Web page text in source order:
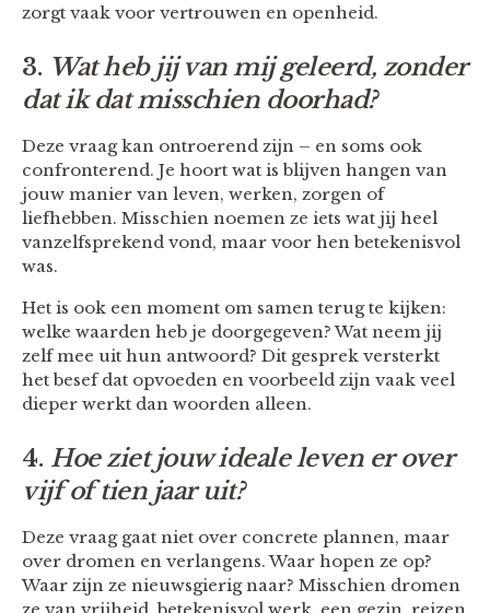
zorgt vaak voor vertrouwen en openheid.
3. Wat heb jij van mij geleerd, zonder
dat ik dat misschien doorhad?
Deze vraag kan ontroerend zijn – en soms ook
confronterend. Je hoort wat is blijven hangen van
jouw manier van leven, werken, zorgen of
liefhebben. Misschien noemen ze iets wat jij heel
vanzelfsprekend vond, maar voor hen betekenisvol
was.
Het is ook een moment om samen terug te kijken:
welke waarden heb je doorgegeven? Wat neem jij
zelf mee uit hun antwoord? Dit gesprek versterkt
het besef dat opvoeden en voorbeeld zijn vaak veel
dieper werkt dan woorden alleen.
4. Hoe ziet jouw ideale leven er over
vijf of tien jaar uit?
Deze vraag gaat niet over concrete plannen, maar
over dromen en verlangens. Waar hopen ze op?
Waar zijn ze nieuwsgierig naar? Misschien dromen